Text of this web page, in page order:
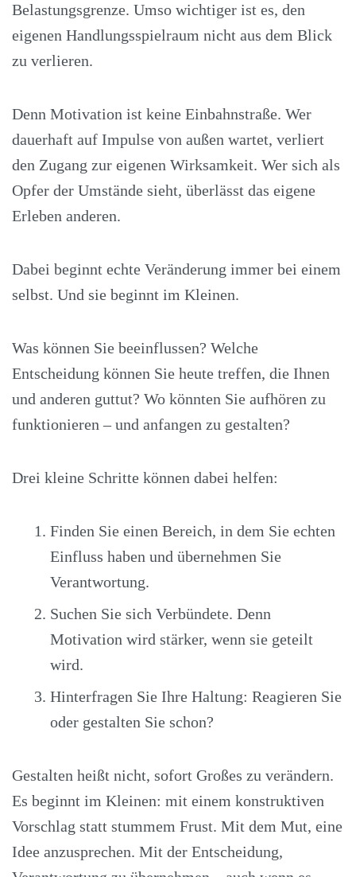
Belastungsgrenze. Umso wichtiger ist es, den
eigenen Handlungsspielraum nicht aus dem Blick
zu verlieren.
Denn Motivation ist keine Einbahnstraße. Wer
dauerhaft auf Impulse von außen wartet, verliert
den Zugang zur eigenen Wirksamkeit. Wer sich als
Opfer der Umstände sieht, überlässt das eigene
Erleben anderen.
Dabei beginnt echte Veränderung immer bei einem
selbst. Und sie beginnt im Kleinen.
Was können Sie beeinflussen? Welche
Entscheidung können Sie heute treffen, die Ihnen
und anderen guttut? Wo könnten Sie aufhören zu
funktionieren – und anfangen zu gestalten?
Drei kleine Schritte können dabei helfen:
Finden Sie einen Bereich, in dem Sie echten
Einfluss haben und übernehmen Sie
Verantwortung.
Suchen Sie sich Verbündete. Denn
Motivation wird stärker, wenn sie geteilt
wird.
Hinterfragen Sie Ihre Haltung: Reagieren Sie
oder gestalten Sie schon?
Gestalten heißt nicht, sofort Großes zu verändern.
Es beginnt im Kleinen: mit einem konstruktiven
Vorschlag statt stummem Frust. Mit dem Mut, eine
Idee anzusprechen. Mit der Entscheidung,